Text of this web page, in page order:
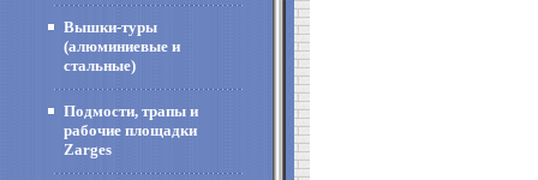
Вышки-туры
(алюминиевые и
стальные)
Подмости, трапы и
рабочие площадки
Zarges